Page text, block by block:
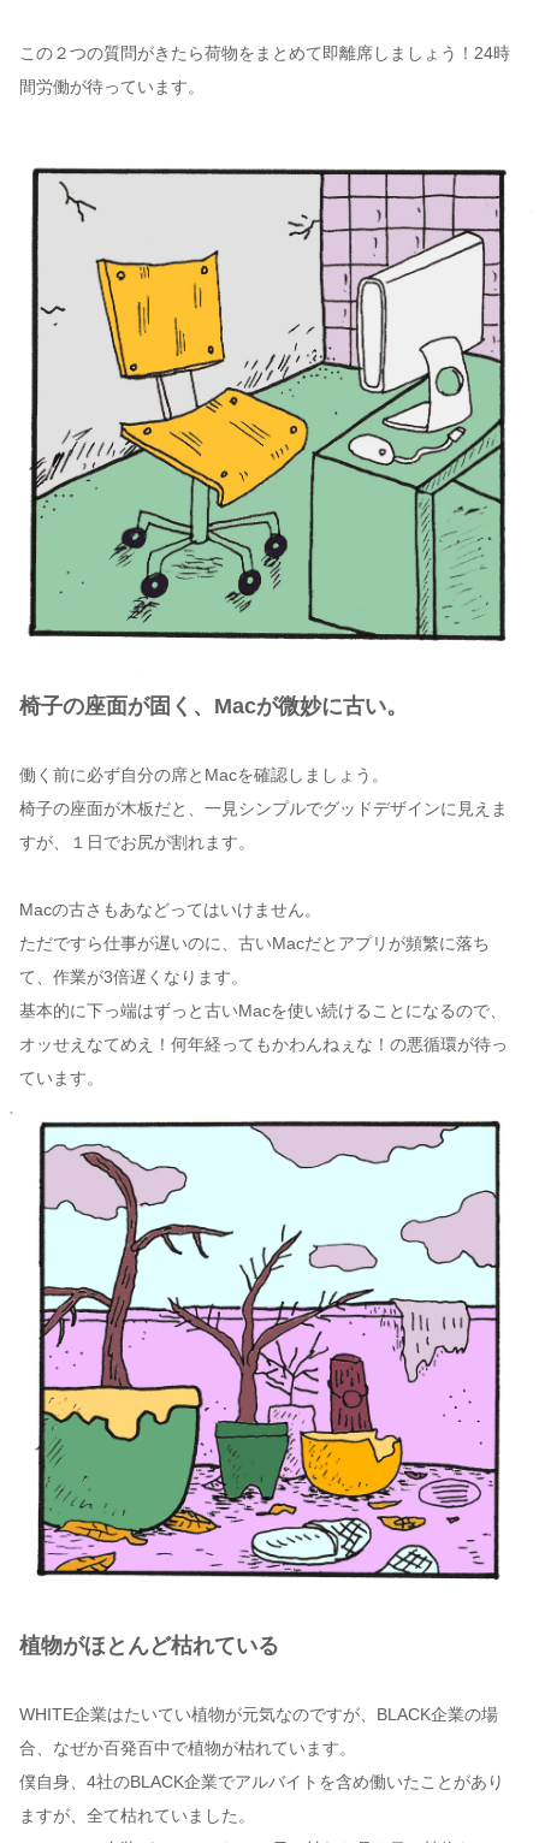
この２つの質問がきたら荷物をまとめて即離席しましょう！24時
間労働が待っています。
椅子の座面が固く、Macが微妙に古い。
働く前に必ず自分の席とMacを確認しましょう。
椅子の座面が木板だと、一見シンプルでグッドデザインに見えま
すが、１日でお尻が割れます。
Macの古さもあなどってはいけません。
ただですら仕事が遅いのに、古いMacだとアプリが頻繁に落ち
て、作業が3倍遅くなります。
基本的に下っ端はずっと古いMacを使い続けることになるので、
オッせえなてめえ！何年経ってもかわんねぇな！の悪循環が待っ
ています。
植物がほとんど枯れている
WHITE企業はたいてい植物が元気なのですが、BLACK企業の場
合、なぜか百発百中で植物が枯れています。
僕自身、4社のBLACK企業でアルバイトを含め働いたことがあり
ますが、全て枯れていました。